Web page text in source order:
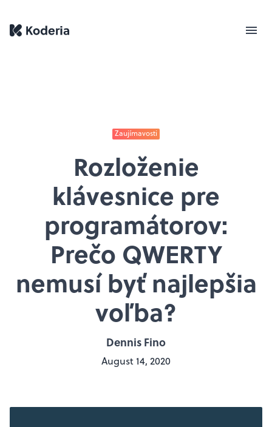
Zaujímavosti
Rozloženie
klávesnice pre
programátorov:
Prečo QWERTY
nemusí byť najlepšia
voľba?
Dennis Fino
August 14, 2020